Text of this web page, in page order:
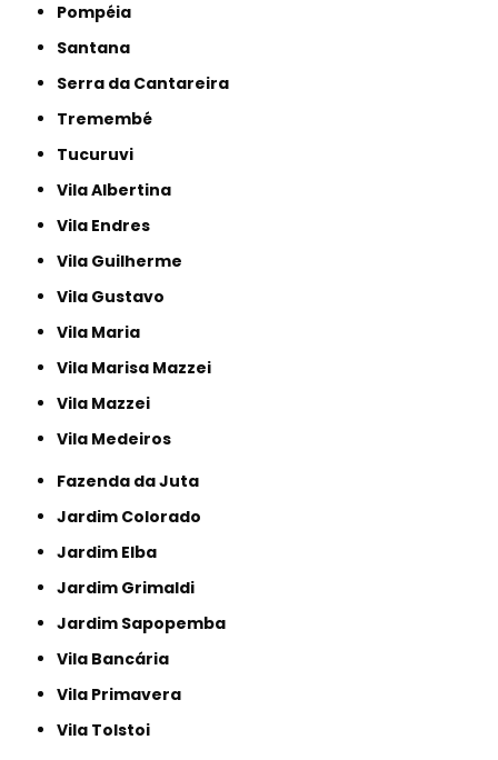
Pompéia
Santana
Serra da Cantareira
Tremembé
Tucuruvi
Vila Albertina
Vila Endres
Vila Guilherme
Vila Gustavo
Vila Maria
Vila Marisa Mazzei
Vila Mazzei
Vila Medeiros
Fazenda da Juta
Jardim Colorado
Jardim Elba
Jardim Grimaldi
Jardim Sapopemba
Vila Bancária
Vila Primavera
Vila Tolstoi